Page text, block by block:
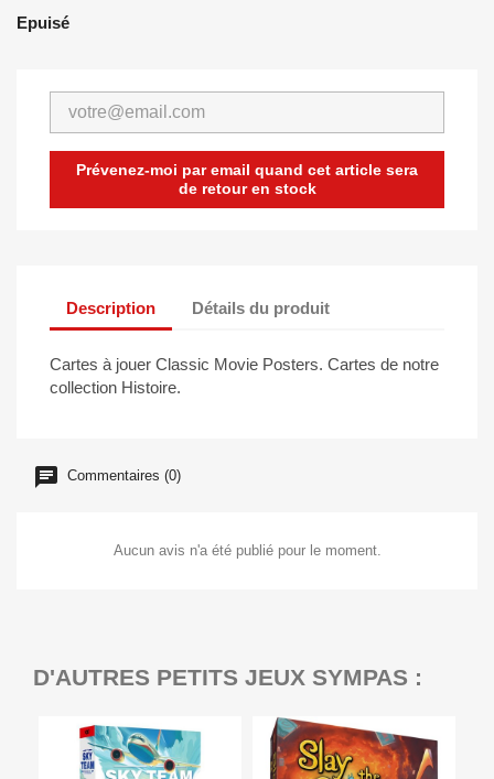
Epuisé
Prévenez-moi par email quand cet article sera
de retour en stock
Description Détails du produit
Cartes à jouer Classic Movie Posters. Cartes de notre
collection Histoire.
Commentaires (0)
Aucun avis n'a été publié pour le moment.
D'AUTRES PETITS JEUX SYMPAS :